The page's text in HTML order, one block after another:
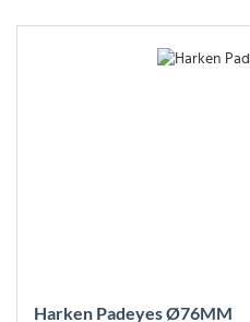
Harken Padeyes Ø76MM